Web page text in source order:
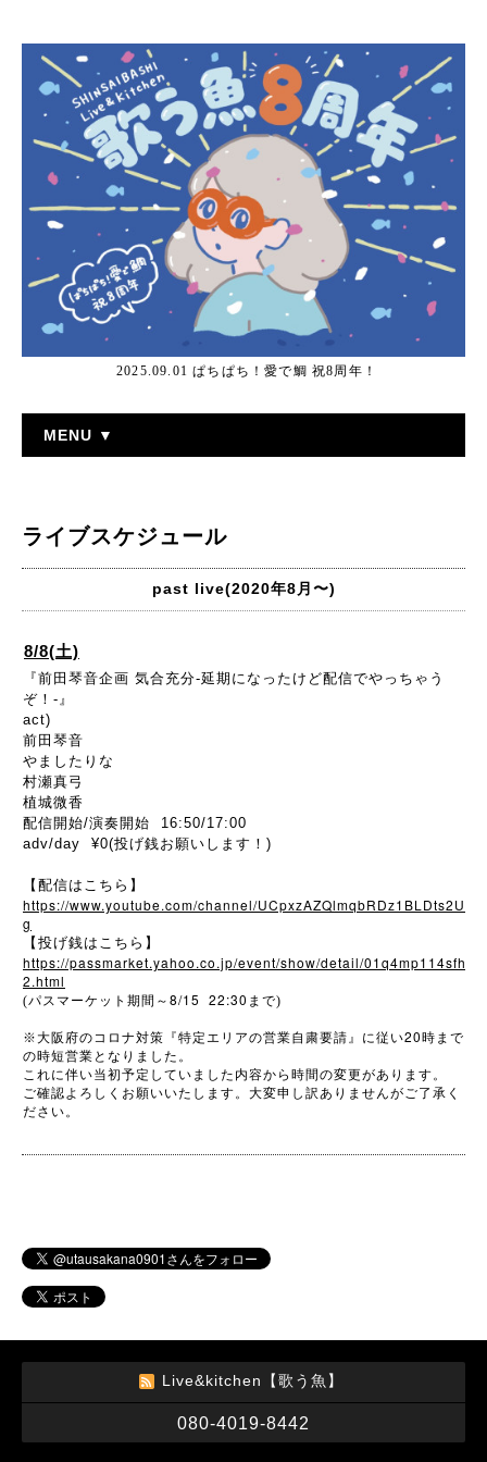
2025.09.01 ぱちぱち！愛で鯛 祝8周年！
MENU ▼
ライブスケジュール
past live(2020年8月〜)
8/8(土)
『前田琴音企画 気合充分-延期になったけど配信でやっちゃう
ぞ！-』
act)
前田琴音
やましたりな
村瀬真弓
植城微香
配信開始/演奏開始 16:50/17:00
adv/day ¥0(投げ銭お願いします！)
【配信はこちら】
https://www.youtube.com/channel/UCpxzAZQlmqbRDz1BLDts2U
g
【投げ銭はこちら】
https://passmarket.yahoo.co.jp/event/show/detail/01q4mp114sfh
2.html
(パスマーケット期間～ 8/15 22:30 まで)
※大阪府のコロナ対策『特定エリアの営業自粛要請』に従い20時まで
の時短営業となりました。
これに伴い当初予定していました内容から時間の変更があります。
ご確認よろしくお願いいたします。大変申し訳ありませんがご了承く
ださい。
Live&kitchen【歌う魚】
080-4019-8442